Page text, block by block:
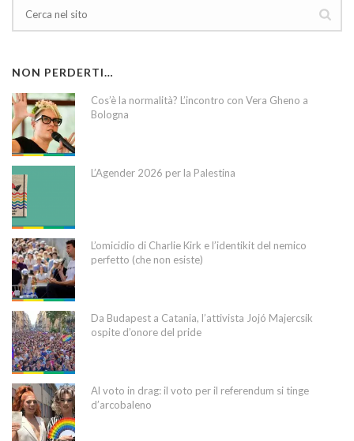
NON PERDERTI…
Cos’è la normalità? L’incontro con Vera Gheno a
Bologna
L’Agender 2026 per la Palestina
L’omicidio di Charlie Kirk e l’identikit del nemico
perfetto (che non esiste)
Da Budapest a Catania, l’attivista Jojó Majercsik
ospite d’onore del pride
Al voto in drag: il voto per il referendum si tinge
d’arcobaleno